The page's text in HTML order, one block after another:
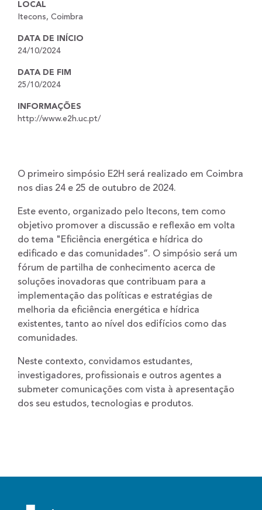
O primeiro simpósio E2H será realizado em Coimbra
nos dias 24 e 25 de outubro de 2024.
Este evento, organizado pelo Itecons, tem como
objetivo promover a discussão e reflexão em volta
do tema "Eficiência energética e hídrica do
edificado e das comunidades”. O simpósio será um
fórum de partilha de conhecimento acerca de
soluções inovadoras que contribuam para a
implementação das políticas e estratégias de
melhoria da eficiência energética e hídrica
existentes, tanto ao nível dos edifícios como das
comunidades.
Neste contexto, convidamos estudantes,
investigadores, profissionais e outros agentes a
submeter comunicações com vista à apresentação
dos seu estudos, tecnologias e produtos.
LOCAL
Itecons, Coimbra
DATA DE INÍCIO
24/10/2024
DATA DE FIM
25/10/2024
INFORMAÇÕES
http://www.e2h.uc.pt/